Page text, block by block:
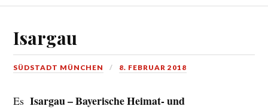
Isargau
SÜDSTADT MÜNCHEN 8. FEBRUAR 2018
EsIsargau – Bayerische Heimat- und